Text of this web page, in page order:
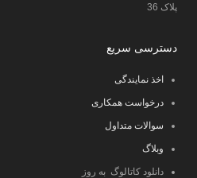
پلاک 36
دسترسی سریع
اخذ نمایندگی
درخواست همکاری
سوالات متداول
وبلاگ
دانلود کاتالوگ به روز